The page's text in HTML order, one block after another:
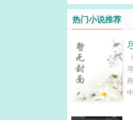
热门小说推荐